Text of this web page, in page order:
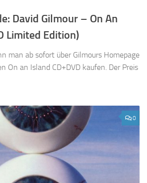
David Gilmour – On An
Limited Edition)
man ab sofort über Gilmours Homepage
On an Island CD+DVD kaufen. Der Preis
0